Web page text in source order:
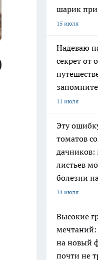
шарик при
15 июля
Надеваю
секрет от
запомните
11 июля
Эту
томатов
дачников:
листьев
болезни
14 июля
Высокие
мечтаний:
на новый
почти не